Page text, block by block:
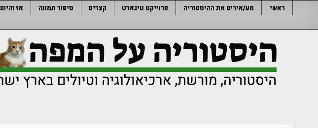
ראשי מע/אירים את ההיסטוריה פרוייקט טיגארט קצרים סיפור תמונה אז והיום